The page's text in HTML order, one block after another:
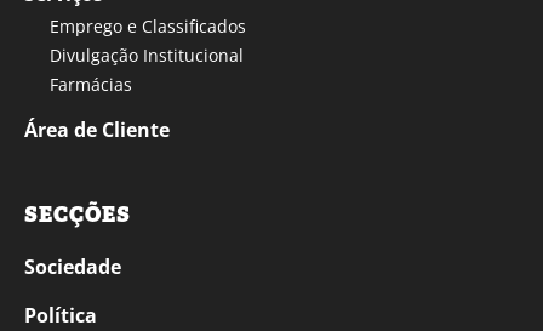
Emprego e Classificados
Divulgação Institucional
Farmácias
Área de Cliente
SECÇÕES
Sociedade
Política